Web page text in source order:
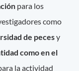
para los
como
de pecesy
como en el
la actividad